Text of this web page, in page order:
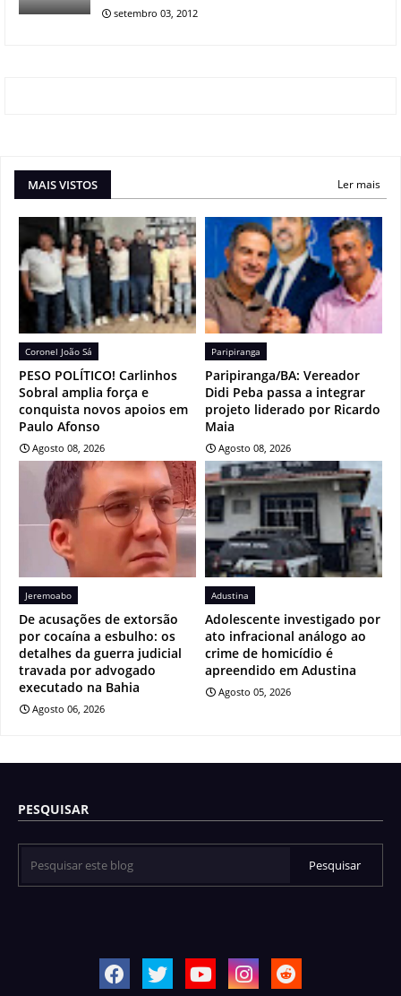
setembro 03, 2012
MAIS VISTOS Ler mais
Coronel João Sá
PESO POLÍTICO! Carlinhos
Sobral amplia força e
conquista novos apoios em
Paulo Afonso
Agosto 08, 2026
Paripiranga
Paripiranga/BA: Vereador
Didi Peba passa a integrar
projeto liderado por Ricardo
Maia
Agosto 08, 2026
Jeremoabo
De acusações de extorsão
por cocaína a esbulho: os
detalhes da guerra judicial
travada por advogado
executado na Bahia
Agosto 06, 2026
Adustina
Adolescente investigado por
ato infracional análogo ao
crime de homicídio é
apreendido em Adustina
Agosto 05, 2026
PESQUISAR